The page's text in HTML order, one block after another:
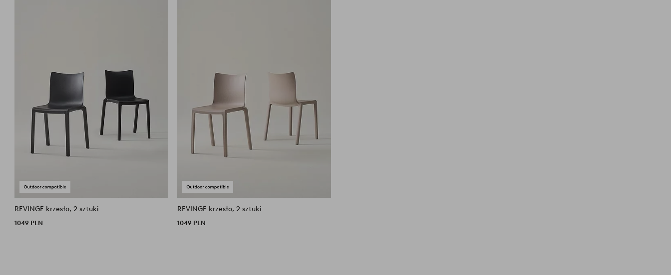
REVINGE krzesło, 2 sztuki
1049 PLN
REVINGE krzesło, 2 sztuki
1049 PLN